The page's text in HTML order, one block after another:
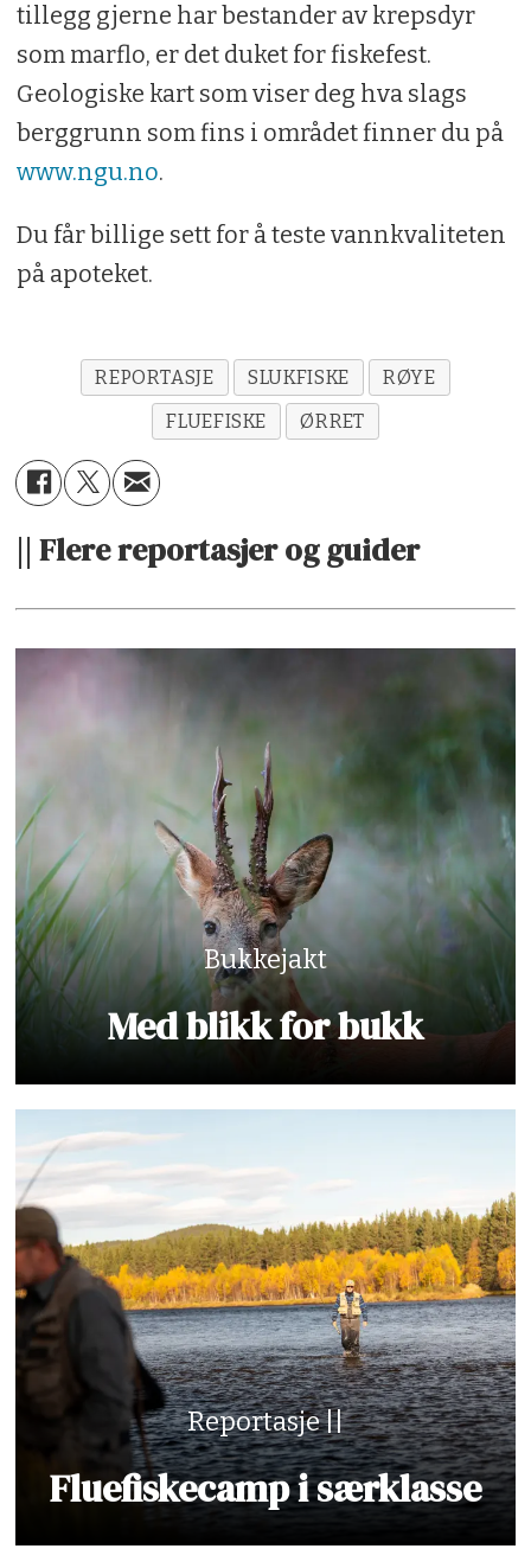
tillegg gjerne har bestander av krepsdyr
som marflo, er det duket for fiskefest.
Geologiske kart som viser deg hva slags
berggrunn som fins i området finner du på
www.ngu.no.
Du får billige sett for å teste vannkvaliteten
på apoteket.
REPORTASJE SLUKFISKE
RØYE
FLUEFISKE
ØRRET
|| Flere reportasjer og guider
Bukkejakt
Med blikk for bukk
Reportasje ||
Fluefiskecamp i særklasse